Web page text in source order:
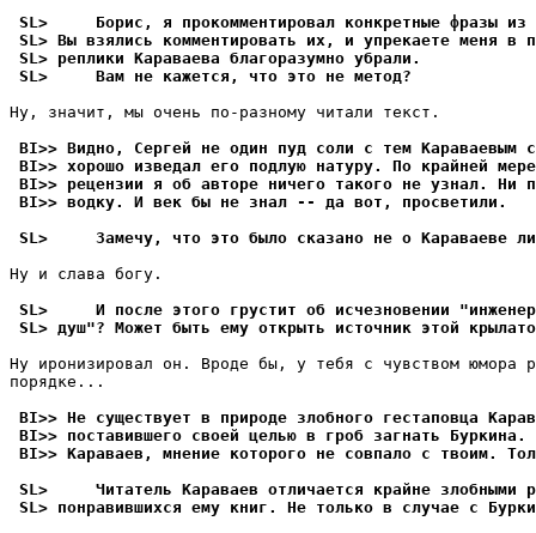
SL>     Борис, я прокомментировал конкретные фразы из
SL> Вы взялись комментировать их, и упрекаете меня в
SL> реплики Караваева благоразумно убрали.
SL>     Вам не кажется, что это не метод?
Ну, значит, мы очень по-разному читали текст.
BI>> Видно, Сергей не один пуд соли с тем Караваевым
BI>> хорошо изведал его подлую натуру. По крайней
BI>> рецензии я об авторе ничего такого не узнал. Ни
BI>> водку. И век бы не знал -- да вот, просветили.
SL>     Замечу, что это было сказано не о Караваеве
Ну и слава богу.
SL>     И после этого грустит об исчезновении
SL> душ"? Может быть ему открыть источник этой
Ну иронизировал он. Вроде бы, у тебя с чувством юмора
порядке...
BI>> Не существует в природе злобного гестаповца
BI>> поставившего своей целью в гроб загнать Буркина.
BI>> Караваев, мнение которого не совпало с твоим.
SL>     Читатель Караваев отличается крайне злобными
SL> понравившихся ему книг. Не только в случае с